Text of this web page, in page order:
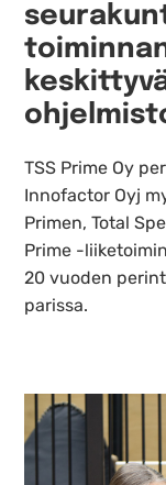
TSS Prime Oy
Innofactor Oyj
Primen, Total
Prime -
20 vuoden
parissa.